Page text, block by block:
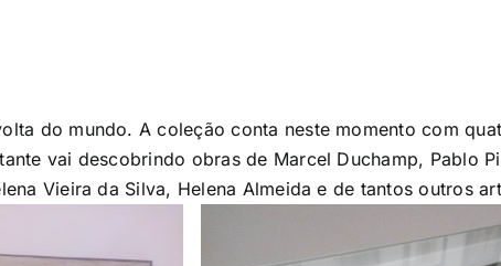
do mundo. A coleção conta neste momento com
vai descobrindo obras de Marcel Duchamp, Pablo
Vieira da Silva, Helena Almeida e de tantos outros